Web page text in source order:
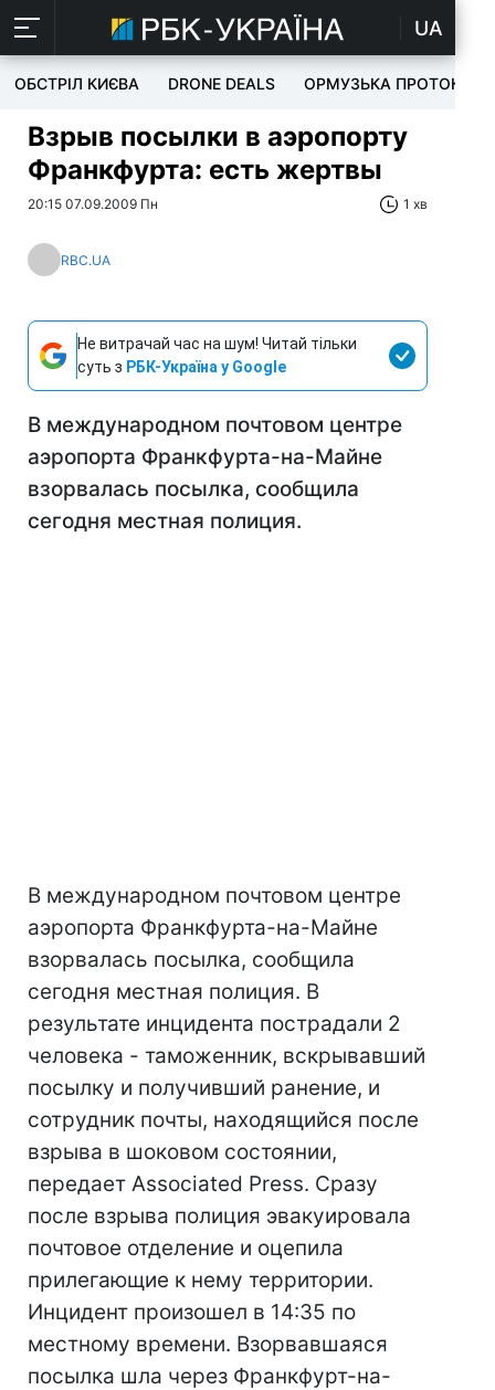
UA
ОБСТРІЛ КИЄВА DRONE DEALS ОРМУЗЬКА ПРОТОКА
Взрыв посылки в аэропорту
Франкфурта: есть жертвы
20:15 07.09.2009 Пн 1 хв
RBC.UA
Не витрачай час на шум! Читай тільки
суть з РБК-Україна у Google
В международном почтовом центре
аэропорта Франкфурта-на-Майне
взорвалась посылка, сообщила
сегодня местная полиция.
В международном почтовом центре
аэропорта Франкфурта-на-Майне
взорвалась посылка, сообщила
сегодня местная полиция. В
результате инцидента пострадали 2
человека - таможенник, вскрывавший
посылку и получивший ранение, и
сотрудник почты, находящийся после
взрыва в шоковом состоянии,
передает Associated Press. Сразу
после взрыва полиция эвакуировала
почтовое отделение и оцепила
прилегающие к нему территории.
Инцидент произошел в 14:35 по
местному времени. Взорвавшаяся
посылка шла через Франкфурт-на-